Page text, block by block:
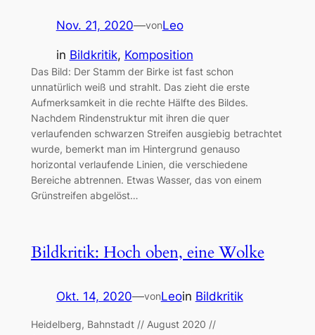
Nov. 21, 2020—vonLeo
in Bildkritik, Komposition
Das Bild: Der Stamm der Birke ist fast schon
unnatürlich weiß und strahlt. Das zieht die erste
Aufmerksamkeit in die rechte Hälfte des Bildes.
Nachdem Rindenstruktur mit ihren die quer
verlaufenden schwarzen Streifen ausgiebig betrachtet
wurde, bemerkt man im Hintergrund genauso
horizontal verlaufende Linien, die verschiedene
Bereiche abtrennen. Etwas Wasser, das von einem
Grünstreifen abgelöst…
Bildkritik: Hoch oben, eine Wolke
Okt. 14, 2020—vonLeoin Bildkritik
Heidelberg, Bahnstadt // August 2020 //